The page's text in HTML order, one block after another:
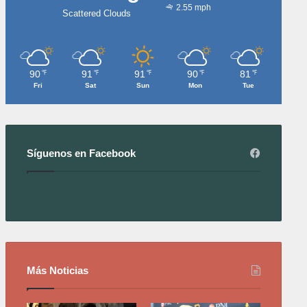
Scattered Clouds
2.55 mph
90 ℉
Fri
91 ℉
Sat
91 ℉
Sun
90 ℉
Mon
81 ℉
Tue
Síguenos en Facebook
Más Noticias